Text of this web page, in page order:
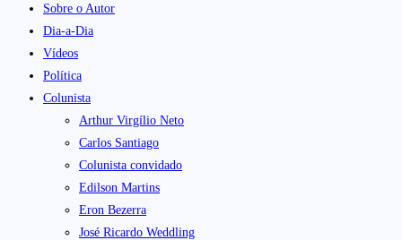
Sobre o Autor
Dia-a-Dia
Vídeos
Política
Colunista
Arthur Virgílio Neto
Carlos Santiago
Colunista convidado
Edilson Martins
Eron Bezerra
José Ricardo Weddling